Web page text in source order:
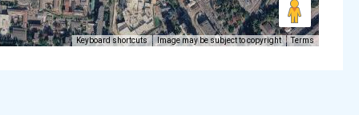
Keyboard shortcuts Image may be subject to copyright Terms